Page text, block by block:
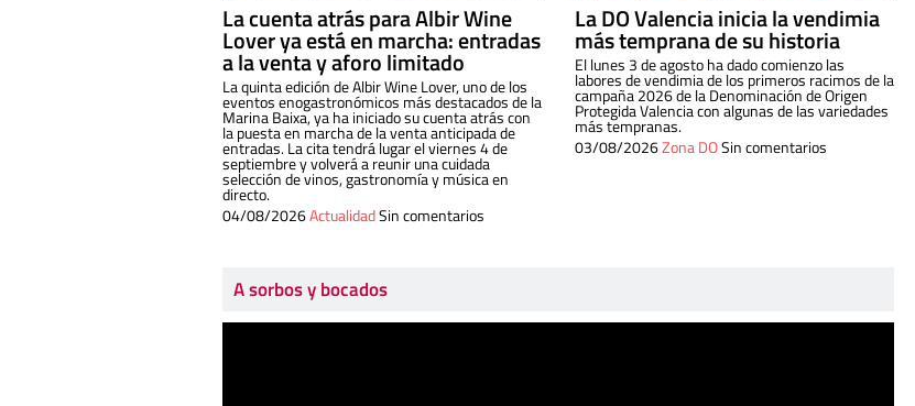
La cuenta atrás para Albir Wine
Lover ya está en marcha: entradas
a la venta y aforo limitado
La quinta edición de Albir Wine Lover, uno de los
eventos enogastronómicos más destacados de la
Marina Baixa, ya ha iniciado su cuenta atrás con
la puesta en marcha de la venta anticipada de
entradas. La cita tendrá lugar el viernes 4 de
septiembre y volverá a reunir una cuidada
selección de vinos, gastronomía y música en
directo.
04/08/2026ActualidadSin comentarios
La DO Valencia inicia la vendimia
más temprana de su historia
El lunes 3 de agosto ha dado comienzo las
labores de vendimia de los primeros racimos de la
campaña 2026 de la Denominación de Origen
Protegida Valencia con algunas de las variedades
más tempranas.
03/08/2026Zona DOSin comentarios
A sorbos y bocados